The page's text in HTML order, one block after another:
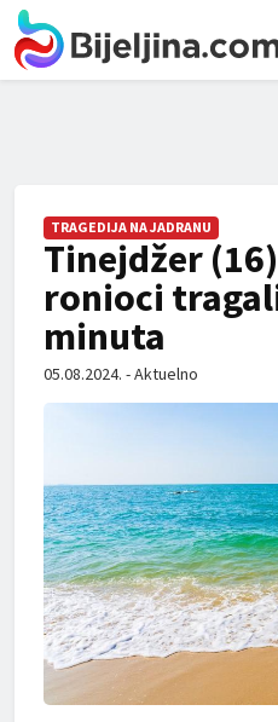
TRAGEDIJA NA JADRANU
Tinejdžer
ronioci
minuta
05.08.2024. - Aktuelno